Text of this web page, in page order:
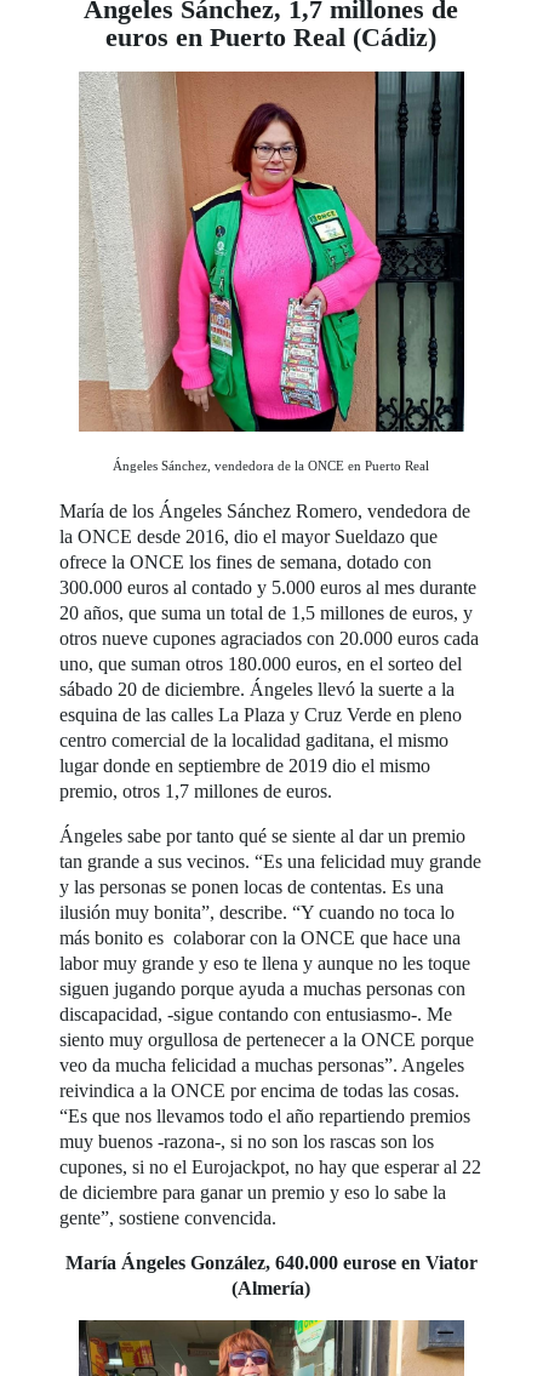
Ángeles Sánchez, 1,7 millones de
euros en Puerto Real (Cádiz)
Ángeles Sánchez, vendedora de la ONCE en Puerto Real
María de los Ángeles Sánchez Romero, vendedora de
la ONCE desde 2016, dio el mayor Sueldazo que
ofrece la ONCE los fines de semana, dotado con
300.000 euros al contado y 5.000 euros al mes durante
20 años, que suma un total de 1,5 millones de euros, y
otros nueve cupones agraciados con 20.000 euros cada
uno, que suman otros 180.000 euros, en el sorteo del
sábado 20 de diciembre. Ángeles llevó la suerte a la
esquina de las calles La Plaza y Cruz Verde en pleno
centro comercial de la localidad gaditana, el mismo
lugar donde en septiembre de 2019 dio el mismo
premio, otros 1,7 millones de euros.
Ángeles sabe por tanto qué se siente al dar un premio
tan grande a sus vecinos. “Es una felicidad muy grande
y las personas se ponen locas de contentas. Es una
ilusión muy bonita”, describe. “Y cuando no toca lo
más bonito es colaborar con la ONCE que hace una
labor muy grande y eso te llena y aunque no les toque
siguen jugando porque ayuda a muchas personas con
discapacidad, -sigue contando con entusiasmo-. Me
siento muy orgullosa de pertenecer a la ONCE porque
veo da mucha felicidad a muchas personas”. Angeles
reivindica a la ONCE por encima de todas las cosas.
“Es que nos llevamos todo el año repartiendo premios
muy buenos -razona-, si no son los rascas son los
cupones, si no el Eurojackpot, no hay que esperar al 22
de diciembre para ganar un premio y eso lo sabe la
gente”, sostiene convencida.
María Ángeles González, 640.000 eurose en Viator
(Almería)